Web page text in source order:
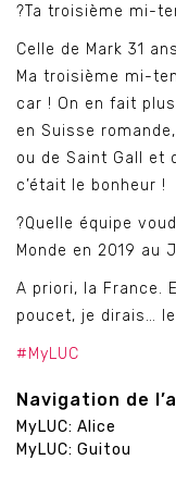
?Ta troisième mi-
Celle de Mark 31
Ma troisième mi-
car ! On en fait
en Suisse
ou de Saint Gall et
c’était le bonheur !
?Quelle équipe
Monde en 2019 au
A priori, la France.
poucet, je dirais…
#MyLUC
Navigation de
MyLUC: Alice
MyLUC: Guitou